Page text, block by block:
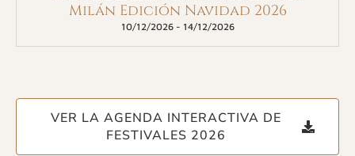
Milán Edición Navidad 2026
10/12/2026- 14/12/2026
VER LA AGENDA INTERACTIVA DE
FESTIVALES 2026